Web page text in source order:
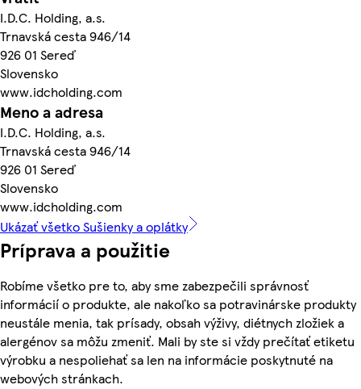
I.D.C. Holding, a.s.
Trnavská cesta 946/14
926 01 Sereď
Slovensko
www.idcholding.com
Meno a adresa
I.D.C. Holding, a.s.
Trnavská cesta 946/14
926 01 Sereď
Slovensko
www.idcholding.com
Ukázať všetko Sušienky a oplátky
Príprava a použitie
Robíme všetko pre to, aby sme zabezpečili správnosť
informácií o produkte, ale nakoľko sa potravinárske produkty
neustále menia, tak prísady, obsah výživy, diétnych zložiek a
alergénov sa môžu zmeniť. Mali by ste si vždy prečítať etiketu
výrobku a nespoliehať sa len na informácie poskytnuté na
webových stránkach.